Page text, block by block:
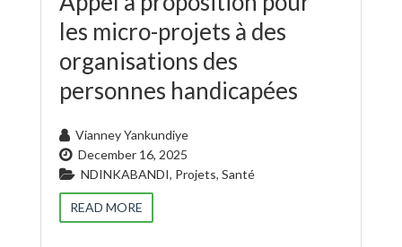
les micro-projets à des
organisations des
personnes handicapées
Vianney Yankundiye
December 16, 2025
NDINKABANDI, Projets, Santé
READ MORE